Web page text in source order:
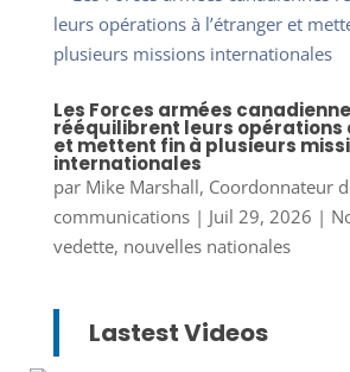
Les Forces armées
rééquilibrent leurs opérations
et mettent fin à plusieurs
internationales
par Mike Marshall, Coordonnateur
communications| Juil 29, 2026 |
vedette, nouvelles nationales
Lastest Videos